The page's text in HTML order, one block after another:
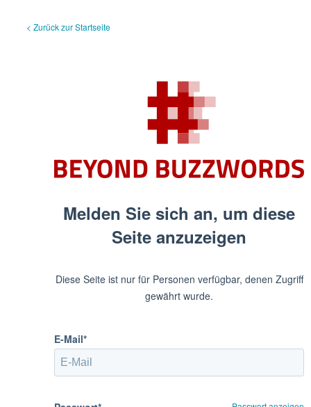
< Zurück zur Startseite
Melden Sie sich an, um diese
Seite anzuzeigen
Diese Seite ist nur für Personen verfügbar, denen Zugriff
gewährt wurde.
E-Mail*